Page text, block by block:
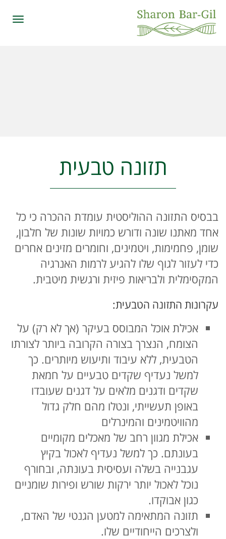
תזונה טבעית
בבסיס התזונה ההוליסטית עומדת ההכרה כי כל
אחד מאתנו שונה ודורש כמויות שונות של חלבון,
שומן, פחמימות, ויטמינים, וחומרים מזינים אחרים
כדי לעזור לגוף שלו להגיע לרמות האנרגיה
המקסימלית ולבריאות פיזית ורגשית מיטבית.
עקרונות התזונה הטבעית:
אכילת אוכל המבוסס בעיקר (אך לא רק) על
הצומח, הנצרך בצורה הקרובה ביותר לצורתו
הטבעית, ללא עיבוד ותיעוש מיותרים. כך
למשל נעדיף שקדים טבעיים על חמאת
שקדים ודגנים מלאים על דגנים שעובדו
באופן תעשייתי, ונטלו מהם חלק גדול
מהוויטמינים והמינרלים
אכילת מגוון רחב של מאכלים מקומיים
בעונתם. כך למשל נעדיף לאכול בקיץ
עגבנייה בשלה ועסיסית בעונתה, ובחורף
נוכל לאכול יותר ירקות שורש ופירות שומניים
כגון אבוקדו.
תזונה המתאימה למטען הגנטי של האדם,
ולצרכים הייחודיים שלו.